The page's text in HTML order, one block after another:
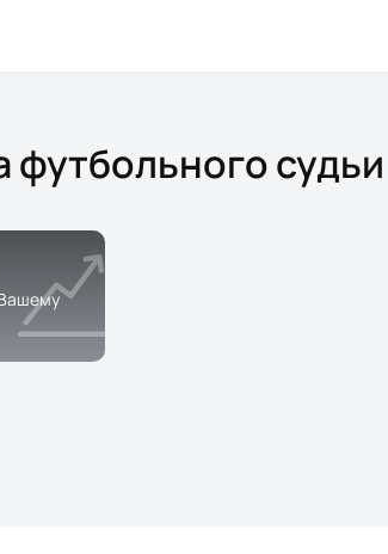
футбольного судьи